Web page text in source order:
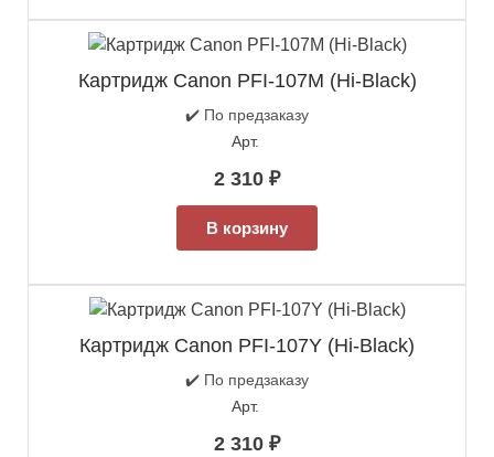
Картридж Canon PFI-107M (Hi-Black)
✔️ По предзаказу
Арт.
2 310 ₽
В корзину
Картридж Canon PFI-107Y (Hi-Black)
✔️ По предзаказу
Арт.
2 310 ₽